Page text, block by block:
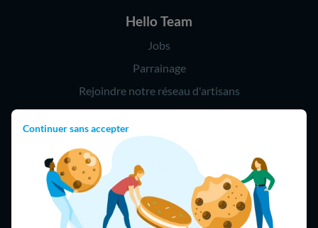
Continuer sans accepter
Hello Team
Jobs
Parrainage
Rejoindre notre réseau d'artisans
Hello !
09 75 18 60 60
(8h-21h)
75018 Paris